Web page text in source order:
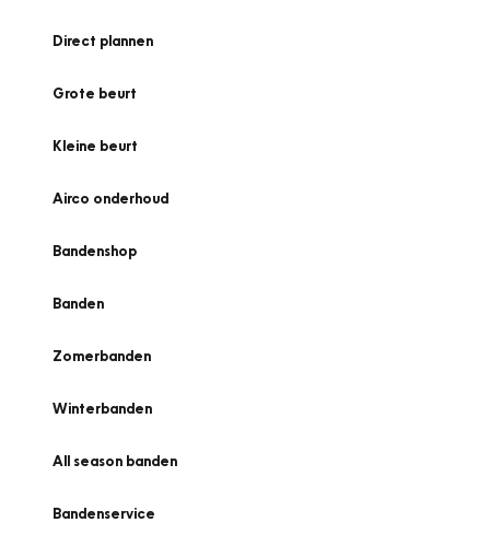
Direct plannen
Grote beurt
Kleine beurt
Airco onderhoud
Bandenshop
Banden
Zomerbanden
Winterbanden
All season banden
Bandenservice